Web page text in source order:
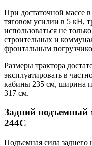
При достаточной массе
тяговом усилии в 5 кН,
использоваться не
строительных и
фронтальным
Размеры трактора
эксплуатировать в
кабины 235 см, ширина
317 см.
Задний подъемный
244C
Подъемная сила заднего